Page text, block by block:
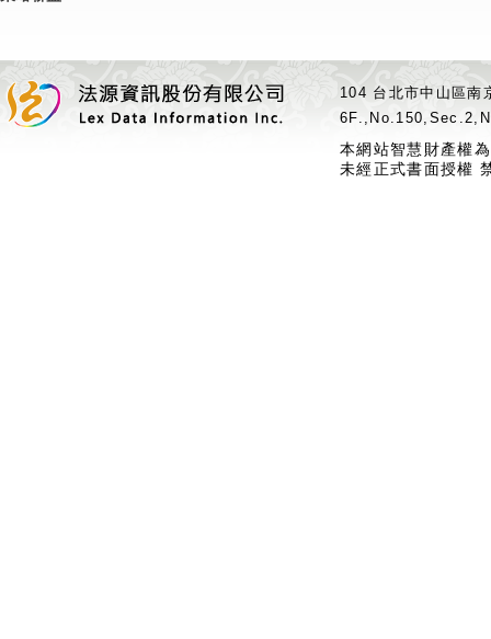
104 台北市中山區
本網站智慧財產權
未經正式書面授權